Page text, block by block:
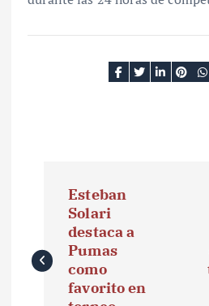
v
e
Esteban
Solari
destaca a
Pumas
como
favorito en